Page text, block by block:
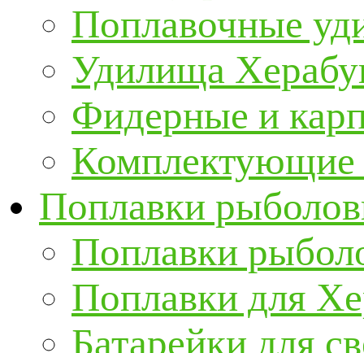
Поплавочные
Удилища
Фидерные и
Поплавки
Поплавки
Поплавки для
Батарейки для